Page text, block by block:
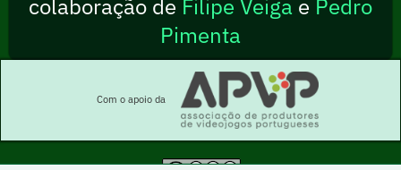
colaboração de Filipe Veiga e Pedro
Pimenta
Com o apoio da